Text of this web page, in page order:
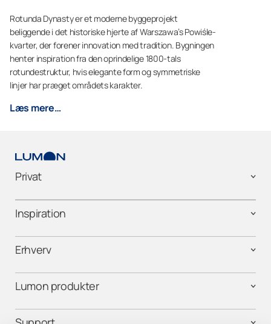
Rotunda Dynasty er et moderne byggeprojekt
beliggende i det historiske hjerte af Warszawa’s Powiśle-
kvarter, der forener innovation med tradition. Bygningen
henter inspiration fra den oprindelige 1800-tals
rotundestruktur, hvis elegante form og symmetriske
linjer har præget områdets karakter.
Læs mere…
Privat
Inspiration
Erhverv
Lumon produkter